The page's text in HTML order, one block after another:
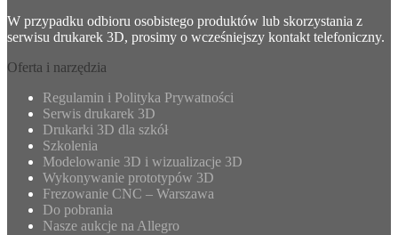
W przypadku odbioru osobistego produktów lub skorzystania z
serwisu drukarek 3D, prosimy o wcześniejszy kontakt telefoniczny.
Oferta i narzędzia
Regulamin i Polityka Prywatności
Serwis drukarek 3D
Drukarki 3D dla szkół
Szkolenia
Modelowanie 3D i wizualizacje 3D
Wykonywanie prototypów 3D
Frezowanie CNC – Warszawa
Do pobrania
Nasze aukcje na Allegro